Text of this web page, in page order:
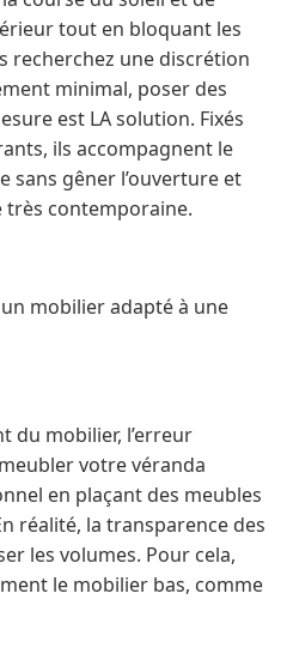
tout en bloquant les
recherchez une discrétion
minimal, poser des
est LA solution. Fixés
ils accompagnent le
sans gêner l’ouverture et
contemporaine.
mobilier adapté à une
du mobilier, l’erreur
votre véranda
en plaçant des meubles
réalité, la transparence des
les volumes. Pour cela,
le mobilier bas, comme